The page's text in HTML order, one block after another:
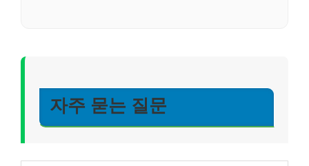
자주 묻는 질문